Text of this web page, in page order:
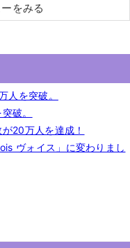
をみる
を突破。
破。
20万人を達成！
ヴォイス」に変わりまし